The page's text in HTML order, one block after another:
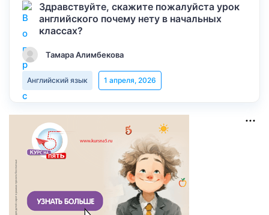
Здравствуйте, скажите пожалуйста урок
английского почему нету в начальных
классах?
Тамара Алимбекова
Английский язык 1 апреля, 2026